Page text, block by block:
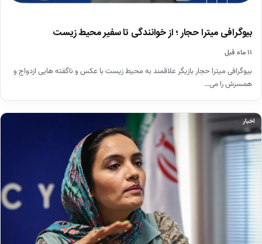
بیوگرافی میترا حجار ؛ از خوانندگی تا سفیر محیط زیست
۱۱ ماه قبل
بیوگرافی میترا حجار بازیگر علاقمند به محیط زیست با عکس و ناگفته هایی ازدواج و
همسرش را می…
اخبار